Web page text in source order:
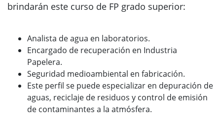
brindarán este curso de FP grado superior:
Analista de agua en laboratorios.
Encargado de recuperación en Industria
Papelera.
Seguridad medioambiental en fabricación.
Este perfil se puede especializar en depuración de
aguas, reciclaje de residuos y control de emisión
de contaminantes a la atmósfera.